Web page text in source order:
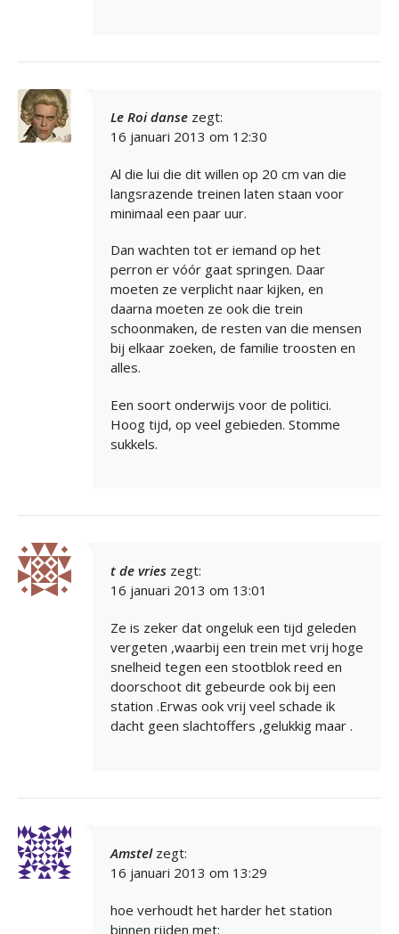
Le Roi danse zegt:
16 januari 2013 om 12:30
Al die lui die dit willen op 20 cm van die
langsrazende treinen laten staan voor
minimaal een paar uur.
Dan wachten tot er iemand op het
perron er vóór gaat springen. Daar
moeten ze verplicht naar kijken, en
daarna moeten ze ook die trein
schoonmaken, de resten van die mensen
bij elkaar zoeken, de familie troosten en
alles.
Een soort onderwijs voor de politici.
Hoog tijd, op veel gebieden. Stomme
sukkels.
t de vries zegt:
16 januari 2013 om 13:01
Ze is zeker dat ongeluk een tijd geleden
vergeten ,waarbij een trein met vrij hoge
snelheid tegen een stootblok reed en
doorschoot dit gebeurde ook bij een
station .Erwas ook vrij veel schade ik
dacht geen slachtoffers ,gelukkig maar .
Amstel zegt:
16 januari 2013 om 13:29
hoe verhoudt het harder het station
binnen rijden met: